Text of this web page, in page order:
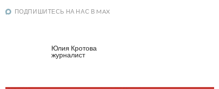
ПОДПИШИТЕСЬ НА НАС В MAX
Юлия Кротова
журналист